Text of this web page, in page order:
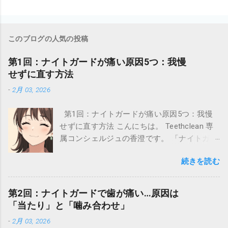
このブログの人気の投稿
第1回：ナイトガードが痛い原因5つ：我慢
せずに直す方法
- 2月 03, 2026
第1回：ナイトガードが痛い原因5つ：我慢
せずに直す方法 こんにちは。 Teethclean 専
属コンシェルジュの香澄です。 「ナイトガー
ンとする…」そんなとき、つい「慣れれば大
丈夫かな？」って我慢しちゃう方、とても多
いんです。 でも実は、痛みにはちゃんと理由
があって、放っておくと悪化してしまうこと
もあります。 この記事では、ナイトガードの
続きを読む
第2回：ナイトガードで歯が痛い…原因は
「当たり」と「噛み合わせ」
- 2月 03, 2026